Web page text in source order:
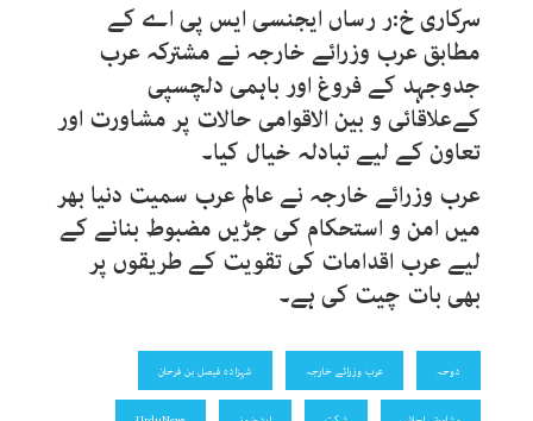
سرکاری خ:ر رساں ایجنسی ایس پی اے کے
مطابق عرب وزرائے خارجہ نے مشترکہ عرب
جدوجہد کے فروغ اور باہمی دلچسپی
کےعلاقائی و بین الاقوامی حالات پر مشاورت اور
تعاون کے لیے تبادلہ خیال کیا۔
عرب وزرائے خارجہ نے عالم عرب سمیت دنیا بھر
میں امن و استحکام کی جڑیں مضبوط بنانے کے
لیے عرب اقدامات کی تقویت کے طریقوں پر
بھی بات چیت کی ہے۔
دوحہ عرب وزرائے خارجہ شہزادہ فیصل بن فرحان